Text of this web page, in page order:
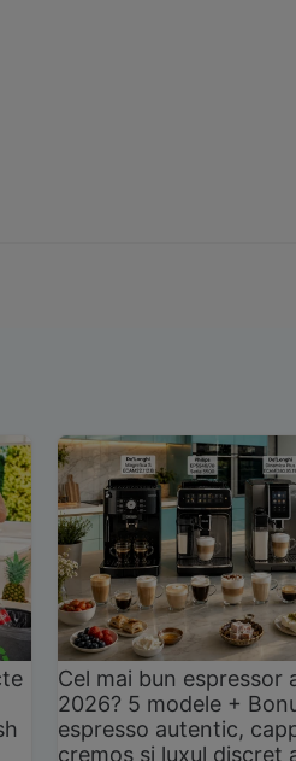
Cel mai bun espressor
2026? 5 modele +
espresso autentic,
cremos și luxul discret